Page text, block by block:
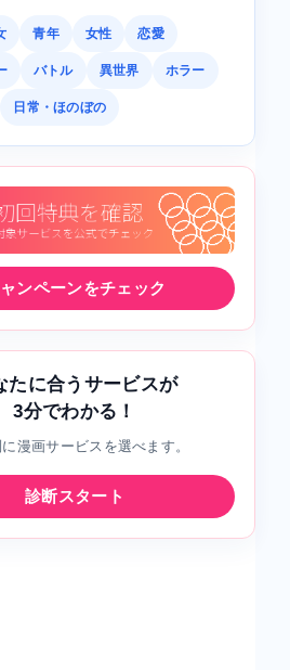
青年 女性 恋愛
バトル 異世界 ホラー
日常・ほのぼの
ンペーンをチェック
たに合うサービスが
3分でわかる！
に漫画サービスを選べます。
診断スタート